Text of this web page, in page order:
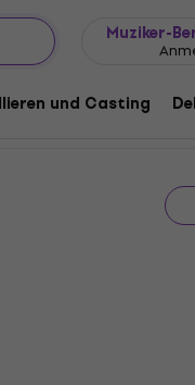
Muziker-
und Casting